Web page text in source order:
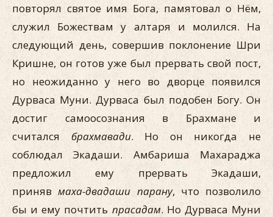
повторял святое имя Бога, памятовал о Нём,
служил Божествам у алтаря и молился. На
следующий день, совершив поклонение Шри
Кришне, он готов уже был прервать свой пост,
но неожиданно у него во дворце появился
Дурваса Муни. Дурваса был подобен Богу. Он
достиг самоосознания в Брахмане и
считался брахмавади. Но он никогда не
соблюдал Экадаши. Амбариша Махараджа
предложил ему прервать Экадаши,
принявмаха-двадаши парану, что позволило
бы и ему почтить прасадам. Но Дурваса Муни